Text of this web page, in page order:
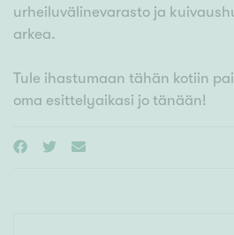
urheiluvälinevarasto ja
arkea.
Tule ihastumaan tähän kotiin
oma esittelyaikasi jo tänään!